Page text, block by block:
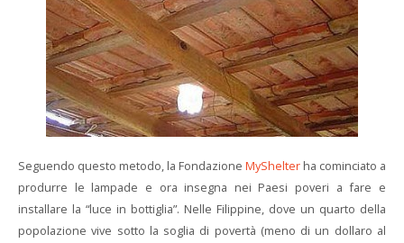
Seguendo questo metodo, la Fondazione MyShelter ha cominciato a
produrre le lampade e ora insegna nei Paesi poveri a fare e
installare la “luce in bottiglia”. Nelle Filippine, dove un quarto della
popolazione vive sotto la soglia di povertà (meno di un dollaro al